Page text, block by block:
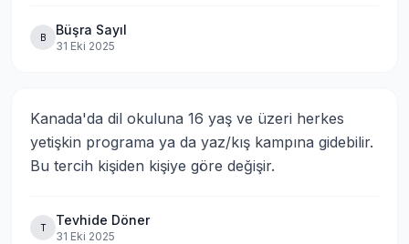
B Büşra Sayıl
31 Eki 2025
Kanada'da dil okuluna 16 yaş ve üzeri herkes
yetişkin programa ya da yaz/kış kampına gidebilir.
Bu tercih kişiden kişiye göre değişir.
T Tevhide Döner
31 Eki 2025